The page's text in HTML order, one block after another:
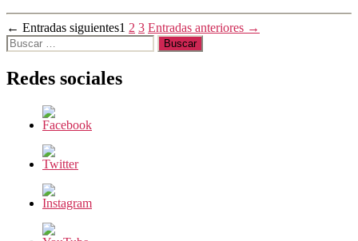
Paginación
de
entradas
← Entradas siguientes1 2 3 Entradas anteriores →
Buscar:
Redes sociales